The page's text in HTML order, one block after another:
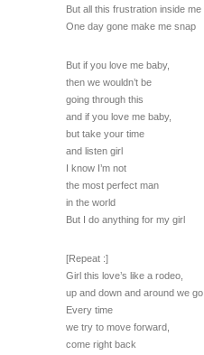
But all this frustration inside me
One day gone make me snap
But if you love me baby,
then we wouldn’t be
going through this
and if you love me baby,
but take your time
and listen girl
I know I’m not
the most perfect man
in the world
But I do anything for my girl
[Repeat :]
Girl this love’s like a rodeo,
up and down and around we go
Every time
we try to move forward,
come right back